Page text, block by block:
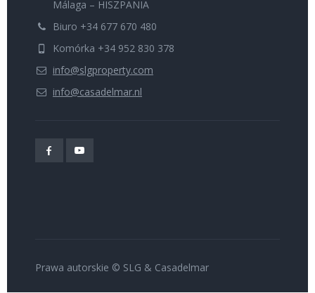
Málaga – HISZPANIA
Biuro +34 677 670 480
Komórka +34 952 830 378
info@slgproperty.com
info@casadelmar.nl
Prawa autorskie © SLG & Casadelmar